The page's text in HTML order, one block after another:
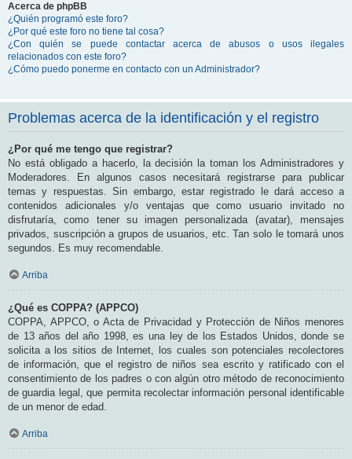
Acerca de phpBB
¿Quién programó este foro?
¿Por qué este foro no tiene tal cosa?
¿Con quién se puede contactar acerca de abusos o usos ilegales
relacionados con este foro?
¿Cómo puedo ponerme en contacto con un Administrador?
Problemas acerca de la identificación y el registro
¿Por qué me tengo que registrar?
No está obligado a hacerlo, la decisión la toman los Administradores y
Moderadores. En algunos casos necesitará registrarse para publicar
temas y respuestas. Sin embargo, estar registrado le dará acceso a
contenidos adicionales y/o ventajas que como usuario invitado no
disfrutaría, como tener su imagen personalizada (avatar), mensajes
privados, suscripción a grupos de usuarios, etc. Tan solo le tomará unos
segundos. Es muy recomendable.
Arriba
¿Qué es COPPA? (APPCO)
COPPA, APPCO, o Acta de Privacidad y Protección de Niños menores
de 13 años del año 1998, es una ley de los Estados Unidos, donde se
solicita a los sitios de Internet, los cuales son potenciales recolectores
de información, que el registro de niños sea escrito y ratificado con el
consentimiento de los padres o con algún otro método de reconocimiento
de guardia legal, que permita recolectar información personal identificable
de un menor de edad.
Arriba